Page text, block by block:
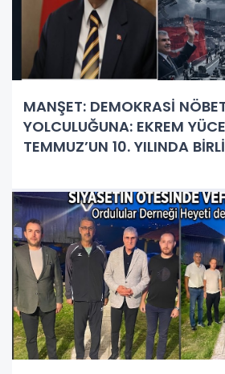
MANŞET: DEMOKRASİ
YOLCULUĞUNA: EKREM
TEMMUZ’UN 10. YILINDA